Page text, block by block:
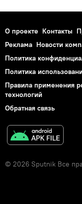
О проекте Контакты
Реклама Новости
Политика
Политика
Правила применения
технологий
Обратная связь
© 2026 Sputnik Все